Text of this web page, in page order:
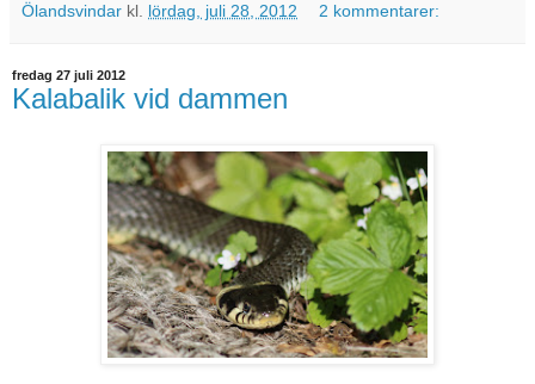
Ölandsvindar kl. lördag, juli 28, 2012 2 kommentarer:
fredag 27 juli 2012
Kalabalik vid dammen